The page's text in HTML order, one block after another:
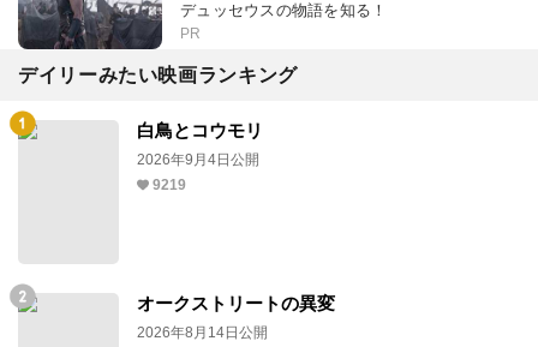
デュッセウスの物語を知る！
PR
デイリーみたい映画ランキング
白鳥とコウモリ
2026年9月4日公開
9219
オークストリートの異変
2026年8月14日公開